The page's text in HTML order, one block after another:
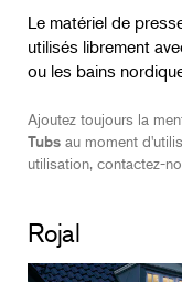
Le matériel de
utilisés librement
ou les bains
Ajoutez toujours la
Tubs au moment
utilisation, contactez-
Rojal